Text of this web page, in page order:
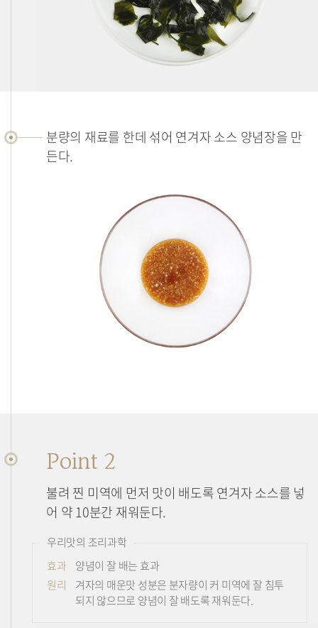
분량의 재료를 한데 섞어 연겨자 소스 양념장을 만
든다.
Point 2
불려 찐 미역에 먼저 맛이 배도록 연겨자 소스를 넣
어 약 10분간 재워둔다.
우리맛의 조리과학
효과
양념이 잘 배는 효과
원리
겨자의 매운맛 성분은 분자량이 커 미역에 잘 침투
되지 않으므로 양념이 잘 배도록 재워둔다.